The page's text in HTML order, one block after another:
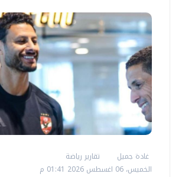
غادة جميل
تقارير رياضة
الخميس، 06 اغسطس 2026 01:41 م